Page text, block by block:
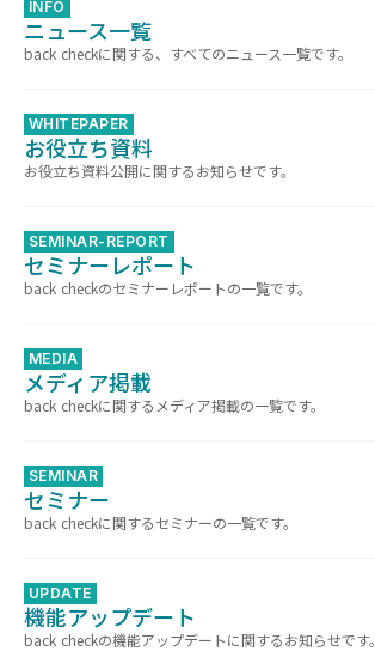
INFO
ニュース一覧
back checkに関する、すべてのニュース一覧です。
WHITEPAPER
お役立ち資料
お役立ち資料公開に関するお知らせです。
SEMINAR-REPORT
セミナーレポート
back checkのセミナーレポートの一覧です。
MEDIA
メディア掲載
back checkに関するメディア掲載の一覧です。
SEMINAR
セミナー
back checkに関するセミナーの一覧です。
UPDATE
機能アップデート
back checkの機能アップデートに関するお知らせです。